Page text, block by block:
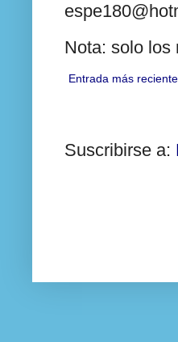
Nota: solo los
Entrada más reciente
Suscribirse a: